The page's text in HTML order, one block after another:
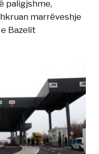
paligjshme,
marrëveshje
Bazelit